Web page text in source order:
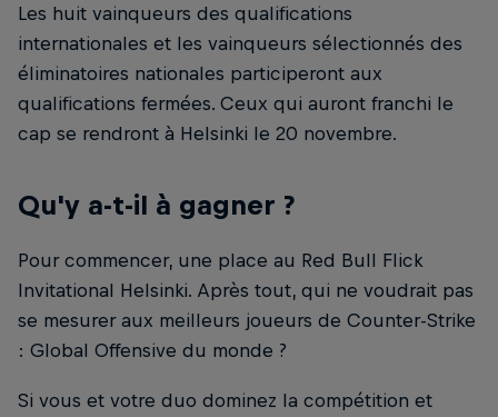
Les huit vainqueurs des qualifications
internationales et les vainqueurs sélectionnés des
éliminatoires nationales participeront aux
qualifications fermées. Ceux qui auront franchi le
cap se rendront à Helsinki le 20 novembre.
Qu'y a-t-il à gagner ?
Pour commencer, une place au Red Bull Flick
Invitational Helsinki. Après tout, qui ne voudrait pas
se mesurer aux meilleurs joueurs de Counter-Strike
: Global Offensive du monde ?
Si vous et votre duo dominez la compétition et